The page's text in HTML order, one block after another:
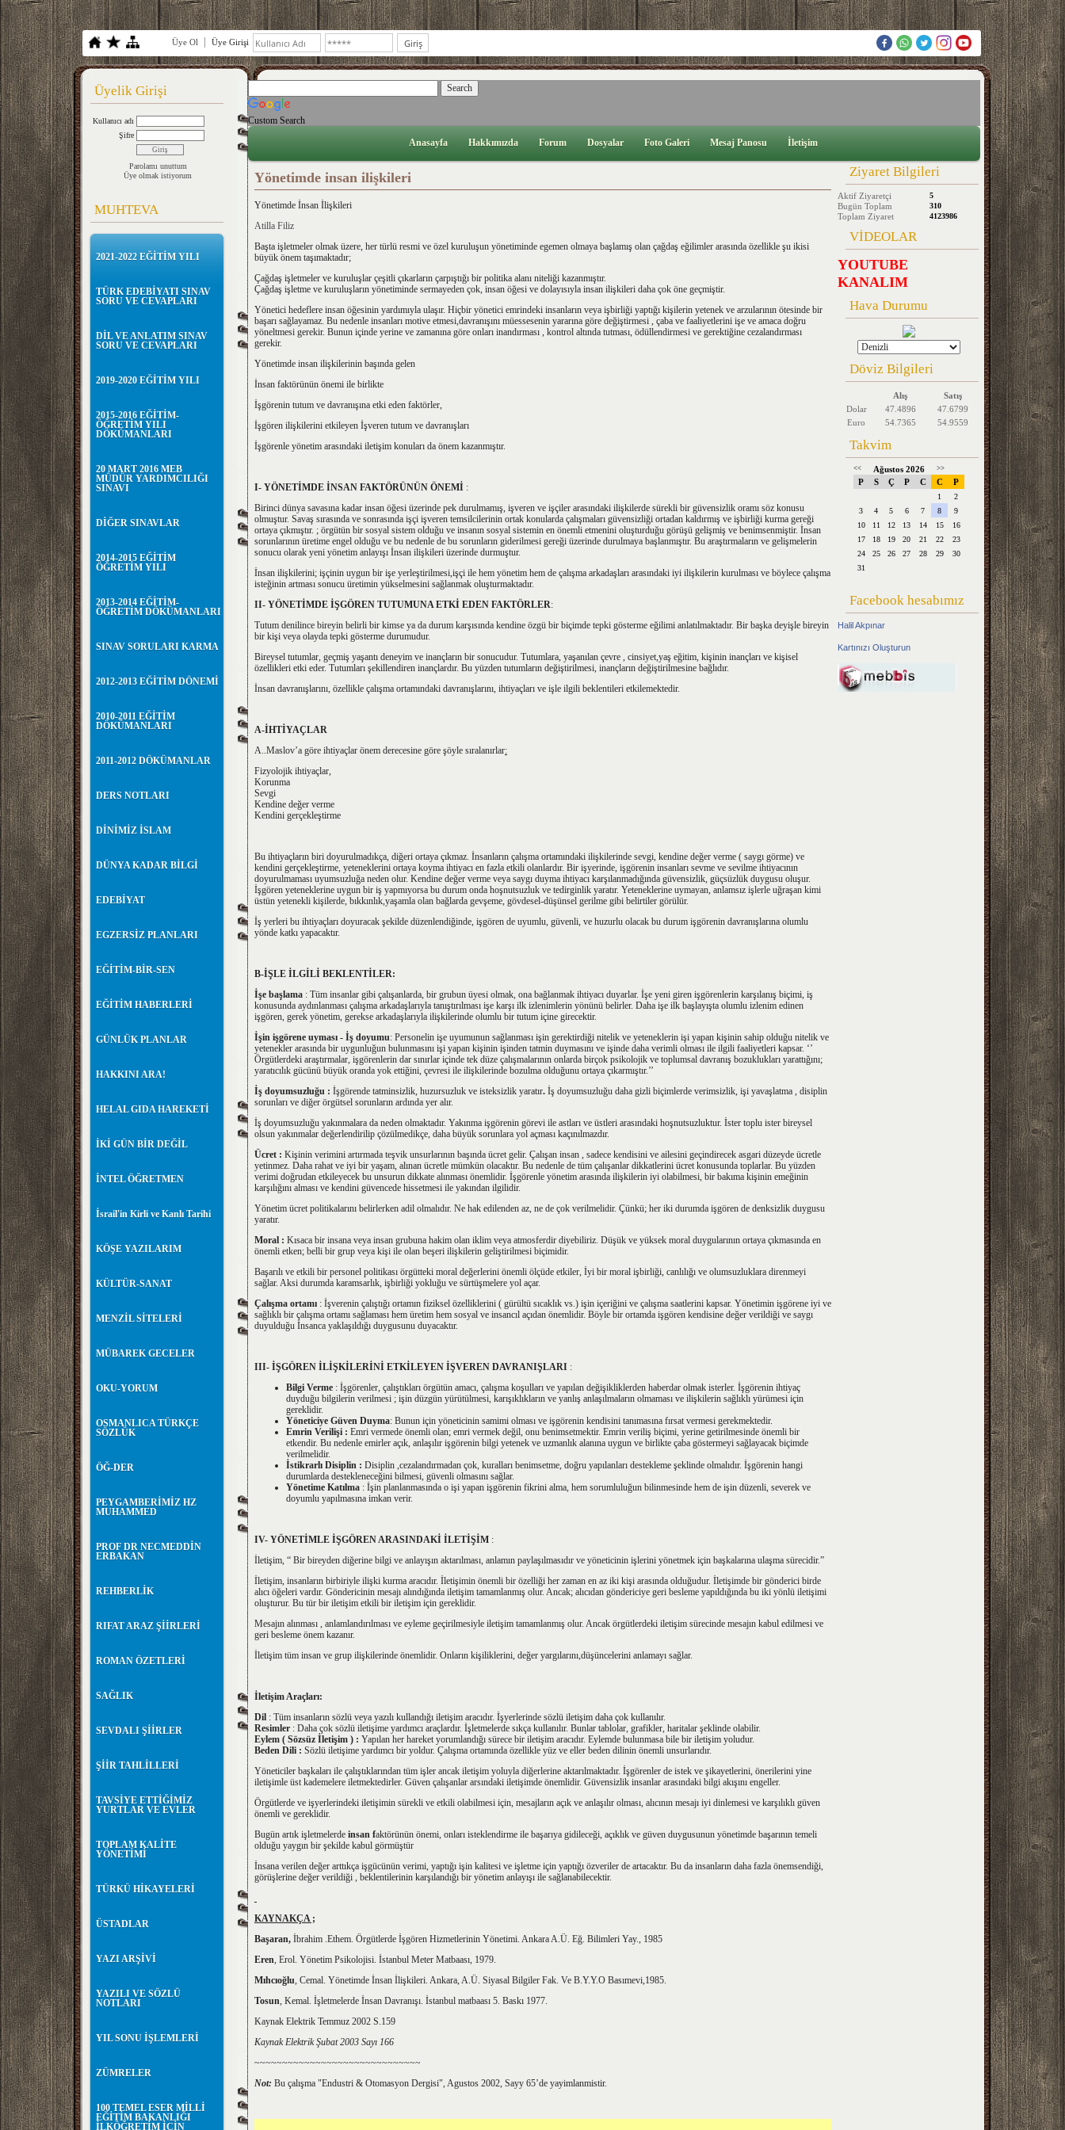
Üye Ol Üye Girişi
Üyelik Girişi
Kullanıcı adı
Şifre
Parolamı unuttum
Üye olmak istiyorum
MUHTEVA
2021-2022 EĞİTİM YILI
TÜRK EDEBİYATI SINAV
SORU VE CEVAPLARI
DİL VE ANLATIM SINAV
SORU VE CEVAPLARI
2019-2020 EĞİTİM YILI
2015-2016 EĞİTİM-
ÖĞRETİM YILI
DÖKÜMANLARI
20 MART 2016 MEB
MÜDÜR YARDIMCILIĞI
SINAVI
DİĞER SINAVLAR
2014-2015 EĞİTİM
ÖĞRETİM YILI
2013-2014 EĞİTİM-
ÖĞRETİM DÖKÜMANLARI
SINAV SORULARI KARMA
2012-2013 EĞİTİM DÖNEMİ
2010-2011 EĞİTİM
DÖKÜMANLARI
2011-2012 DÖKÜMANLAR
DERS NOTLARI
DİNİMİZ İSLAM
DÜNYA KADAR BİLGİ
EDEBİYAT
EGZERSİZ PLANLARI
EĞİTİM-BİR-SEN
EĞİTİM HABERLERİ
GÜNLÜK PLANLAR
HAKKINI ARA!
HELAL GIDA HAREKETİ
İKİ GÜN BİR DEĞİL
İNTEL ÖĞRETMEN
İsrail'in Kirli ve Kanlı Tarihi
KÖŞE YAZILARIM
KÜLTÜR-SANAT
MENZİL SİTELERİ
MÜBAREK GECELER
OKU-YORUM
OSMANLICA TÜRKÇE
SÖZLÜK
ÖĞ-DER
PEYGAMBERİMİZ HZ
MUHAMMED
PROF DR NECMEDDİN
ERBAKAN
REHBERLİK
RIFAT ARAZ ŞİİRLERİ
ROMAN ÖZETLERİ
SAĞLIK
SEVDALI ŞİİRLER
ŞİİR TAHLİLLERİ
TAVSİYE ETTİĞİMİZ
YURTLAR VE EVLER
TOPLAM KALİTE
YÖNETİMİ
TÜRKÜ HİKAYELERİ
ÜSTADLAR
YAZI ARŞİVİ
YAZILI VE SÖZLÜ
NOTLARI
YIL SONU İŞLEMLERİ
ZÜMRELER
100 TEMEL ESER MİLLİ
EĞİTİM BAKANLIĞI
İLKÖĞRETİM İÇİN
Custom Search
Anasayfa
Hakkımızda Forum Dosyalar Foto Galeri Mesaj Panosu İletişim
Yönetimde insan ilişkileri
Yönetimde İnsan İlişkileri
Atilla Filiz
Başta işletmeler olmak üzere, her türlü resmi ve özel kuruluşun yönetiminde egemen olmaya başlamış olan çağdaş eğilimler arasında özellikle şu ikisi
büyük önem taşımaktadır;
Çağdaş işletmeler ve kuruluşlar çeşitli çıkarların çarpıştığı bir politika alanı niteliği kazanmıştır.
Çağdaş işletme ve kuruluşların yönetiminde sermayeden çok, insan öğesi ve dolayısıyla insan ilişkileri daha çok öne geçmiştir.
Yönetici hedeflere insan öğesinin yardımıyla ulaşır. Hiçbir yönetici emrindeki insanların veya işbirliği yaptığı kişilerin yetenek ve arzularının ötesinde bir
başarı sağlayamaz. Bu nedenle insanları motive etmesi,davranışını müessesenin yararına göre değiştirmesi , çaba ve faaliyetlerini işe ve amaca doğru
yöneltmesi gerekir. Bunun içinde yerine ve zamanına göre onları inandırması , kontrol altında tutması, ödüllendirmesi ve gerektiğine cezalandırması
gerekir.
Yönetimde insan ilişkilerinin başında gelen
İnsan faktörünün önemi ile birlikte
İşgörenin tutum ve davranışına etki eden faktörler,
İşgören ilişkilerini etkileyen İşveren tutum ve davranışları
İşgörenle yönetim arasındaki iletişim konuları da önem kazanmıştır.
I- YÖNETİMDE İNSAN FAKTÖRÜNÜN ÖNEMİ :
Birinci dünya savasına kadar insan öğesi üzerinde pek durulmamış, işveren ve işçiler arasındaki ilişkilerde sürekli bir güvensizlik oramı söz konusu
olmuştur. Savaş sırasında ve sonrasında işçi işveren temsilcilerinin ortak konularda çalışmaları güvensizliği ortadan kaldırmış ve işbirliği kurma gereği
ortaya çıkmıştır. ; örgütün bir sosyal sistem olduğu ve insanın sosyal sistemin en önemli etmenini oluşturduğu görüşü gelişmiş ve benimsenmiştir. İnsan
sorunlarının üretime engel olduğu ve bu nedenle de bu sorunların giderilmesi gereği üzerinde durulmaya başlanmıştır. Bu araştırmaların ve gelişmelerin
sonucu olarak yeni yönetim anlayışı İnsan ilişkileri üzerinde durmuştur.
İnsan ilişkilerini; işçinin uygun bir işe yerleştirilmesi,işçi ile hem yönetim hem de çalışma arkadaşları arasındaki iyi ilişkilerin kurulması ve böylece çalışma
isteğinin artması sonucu üretimin yükselmesini sağlanmak oluşturmaktadır.
II- YÖNETİMDE İŞGÖREN TUTUMUNA ETKİ EDEN FAKTÖRLER:
Tutum denilince bireyin belirli bir kimse ya da durum karşısında kendine özgü bir biçimde tepki gösterme eğilimi anlatılmaktadır. Bir başka deyişle bireyin
bir kişi veya olayda tepki gösterme durumudur.
Bireysel tutumlar, geçmiş yaşantı deneyim ve inançların bir sonucudur. Tutumlara, yaşanılan çevre , cinsiyet,yaş eğitim, kişinin inançları ve kişisel
özellikleri etki eder. Tutumları şekillendiren inançlardır. Bu yüzden tutumların değiştirilmesi, inançların değiştirilmesine bağlıdır.
İnsan davranışlarını, özellikle çalışma ortamındaki davranışlarını, ihtiyaçları ve işle ilgili beklentileri etkilemektedir.
A-İHTİYAÇLAR
A..Maslov’a göre ihtiyaçlar önem derecesine göre şöyle sıralanırlar:
Fizyolojik ihtiyaçlar,
Korunma
Sevgi
Kendine değer verme
Kendini gerçekleştirme
Bu ihtiyaçların biri doyurulmadıkça, diğeri ortaya çıkmaz. İnsanların çalışma ortamındaki ilişkilerinde sevgi, kendine değer verme ( saygı görme) ve
kendini gerçekleştirme, yeteneklerini ortaya koyma ihtiyacı en fazla etkili olanlardır. Bir işyerinde, işgörenin insanları sevme ve sevilme ihtiyacının
doyurulmaması uyumsuzluğa neden olur. Kendine değer verme veya saygı duyma ihtiyacı karşılanmadığında güvensizlik, güçsüzlük duygusu oluşur.
İşgören yeteneklerine uygun bir iş yapmıyorsa bu durum onda hoşnutsuzluk ve tedirginlik yaratır. Yeteneklerine uymayan, anlamsız işlerle uğraşan kimi
üstün yetenekli kişilerde, bıkkınlık,yaşamla olan bağlarda gevşeme, gövdesel-düşünsel gerilme gibi belirtiler görülür.
İş yerleri bu ihtiyaçları doyuracak şekilde düzenlendiğinde, işgören de uyumlu, güvenli, ve huzurlu olacak bu durum işgörenin davranışlarına olumlu
yönde katkı yapacaktır.
B-İŞLE İLGİLİ BEKLENTİLER:
İşe başlama : Tüm insanlar gibi çalışanlarda, bir grubun üyesi olmak, ona bağlanmak ihtiyacı duyarlar. İşe yeni giren işgörenlerin karşılanış biçimi, iş
konusunda aydınlanması çalışma arkadaşlarıyla tanıştırılması işe karşı ilk izlenimlerin yönünü belirler. Daha işe ilk başlayışta olumlu izlenim edinen
işgören, gerek yönetim, gerekse arkadaşlarıyla ilişkilerinde olumlu bir tutum içine girecektir.
İşin işgörene uyması - İş doyumu: Personelin işe uyumunun sağlanması işin gerektirdiği nitelik ve yeteneklerin işi yapan kişinin sahip olduğu nitelik ve
yetenekler arasında bir uygunluğun bulunmasını işi yapan kişinin işinden tatmin duymasını ve işinde daha verimli olması ile ilgili faaliyetleri kapsar. ‘’
Örgütlerdeki araştırmalar, işgörenlerin dar sınırlar içinde tek düze çalışmalarının onlarda birçok psikolojik ve toplumsal davranış bozuklukları yarattığını;
yaratıcılık gücünü büyük oranda yok ettiğini, çevresi ile ilişkilerinde bozulma olduğunu ortaya çıkarmıştır.’’
İş doyumsuzluğu : İşgörende tatminsizlik, huzursuzluk ve isteksizlik yaratır. İş doyumsuzluğu daha gizli biçimlerde verimsizlik, işi yavaşlatma , disiplin
sorunları ve diğer örgütsel sorunların ardında yer alır.
İş doyumsuzluğu yakınmalara da neden olmaktadır. Yakınma işgörenin görevi ile astları ve üstleri arasındaki hoşnutsuzluktur. İster toplu ister bireysel
olsun yakınmalar değerlendirilip çözülmedikçe, daha büyük sorunlara yol açması kaçınılmazdır.
Ücret : Kişinin verimini artırmada teşvik unsurlarının başında ücret gelir. Çalışan insan , sadece kendisini ve ailesini geçindirecek asgari düzeyde ücretle
yetinmez. Daha rahat ve iyi bir yaşam, alınan ücretle mümkün olacaktır. Bu nedenle de tüm çalışanlar dikkatlerini ücret konusunda toplarlar. Bu yüzden
verimi doğrudan etkileyecek bu unsurun dikkate alınması önemlidir. İşgörenle yönetim arasında ilişkilerin iyi olabilmesi, bir bakıma kişinin emeğinin
karşılığını alması ve kendini güvencede hissetmesi ile yakından ilgilidir.
Yönetim ücret politikalarını belirlerken adil olmalıdır. Ne hak edilenden az, ne de çok verilmelidir. Çünkü; her iki durumda işgören de denksizlik duygusu
yaratır.
Moral : Kısaca bir insana veya insan grubuna hakim olan iklim veya atmosferdir diyebiliriz. Düşük ve yüksek moral duygularının ortaya çıkmasında en
önemli etken; belli bir grup veya kişi ile olan beşeri ilişkilerin geliştirilmesi biçimidir.
Başarılı ve etkili bir personel politikası örgütteki moral değerlerini önemli ölçüde etkiler, İyi bir moral işbirliği, canlılığı ve olumsuzluklara direnmeyi
sağlar. Aksi durumda karamsarlık, işbirliği yokluğu ve sürtüşmelere yol açar.
Çalışma ortamı : İşverenin çalıştığı ortamın fiziksel özelliklerini ( gürültü sıcaklık vs.) işin içeriğini ve çalışma saatlerini kapsar. Yönetimin işgörene iyi ve
sağlıklı bir çalışma ortamı sağlaması hem üretim hem sosyal ve insancıl açıdan önemlidir. Böyle bir ortamda işgören kendisine değer verildiği ve saygı
duyulduğu İnsanca yaklaşıldığı duygusunu duyacaktır.
III- İŞGÖREN İLİŞKİLERİNİ ETKİLEYEN İŞVEREN DAVRANIŞLARI :
Bilgi Verme : İşgörenler, çalıştıkları örgütün amacı, çalışma koşulları ve yapılan değişikliklerden haberdar olmak isterler. İşgörenin ihtiyaç
duyduğu bilgilerin verilmesi ; işin düzgün yürütülmesi, karışıklıkların ve yanlış anlaşılmaların olmaması ve ilişkilerin sağlıklı yürümesi için
gereklidir.
Yöneticiye Güven Duyma: Bunun için yöneticinin samimi olması ve işgörenin kendisini tanımasına fırsat vermesi gerekmektedir.
Emrin Verilişi : Emri vermede önemli olan; emri vermek değil, onu benimsetmektir. Emrin veriliş biçimi, yerine getirilmesinde önemli bir
etkendir. Bu nedenle emirler açık, anlaşılır işgörenin bilgi yetenek ve uzmanlık alanına uygun ve birlikte çaba göstermeyi sağlayacak biçimde
verilmelidir.
İstikrarlı Disiplin : Disiplin ,cezalandırmadan çok, kuralları benimsetme, doğru yapılanları destekleme şeklinde olmalıdır. İşgörenin hangi
durumlarda destekleneceğini bilmesi, güvenli olmasını sağlar.
Yönetime Katılma : İşin planlanmasında o işi yapan işgörenin fikrini alma, hem sorumluluğun bilinmesinde hem de işin düzenli, severek ve
doyumlu yapılmasına imkan verir.
IV- YÖNETİMLE İŞGÖREN ARASINDAKİ İLETİŞİM :
İletişim, “ Bir bireyden diğerine bilgi ve anlayışın aktarılması, anlamın paylaşılmasıdır ve yöneticinin işlerini yönetmek için başkalarına ulaşma sürecidir.”
İletişim, insanların birbiriyle ilişki kurma aracıdır. İletişimin önemli bir özelliği her zaman en az iki kişi arasında olduğudur. İletişimde bir gönderici birde
alıcı öğeleri vardır. Göndericinin mesajı alındığında iletişim tamamlanmış olur. Ancak; alıcıdan göndericiye geri besleme yapıldığında bu iki yönlü iletişimi
oluşturur. Bu tür bir iletişim etkili bir iletişim için gereklidir.
Mesajın alınması , anlamlandırılması ve eyleme geçirilmesiyle iletişim tamamlanmış olur. Ancak örgütlerdeki iletişim sürecinde mesajın kabul edilmesi ve
geri besleme önem kazanır.
İletişim tüm insan ve grup ilişkilerinde önemlidir. Onların kişiliklerini, değer yargılarını,düşüncelerini anlamayı sağlar.
İletişim Araçları:
Dil : Tüm insanların sözlü veya yazılı kullandığı iletişim aracıdır. İşyerlerinde sözlü iletişim daha çok kullanılır.
Resimler : Daha çok sözlü iletişime yardımcı araçlardır. İşletmelerde sıkça kullanılır. Bunlar tablolar, grafikler, haritalar şeklinde olabilir.
Eylem ( Sözsüz İletişim ) : Yapılan her hareket yorumlandığı sürece bir iletişim aracıdır. Eylemde bulunmasa bile bir iletişim yoludur.
Beden Dili : Sözlü iletişime yardımcı bir yoldur. Çalışma ortamında özellikle yüz ve eller beden dilinin önemli unsurlarıdır.
Yöneticiler başkaları ile çalıştıklarından tüm işler ancak iletişim yoluyla diğerlerine aktarılmaktadır. İşgörenler de istek ve şikayetlerini, önerilerini yine
iletişimle üst kademelere iletmektedirler. Güven çalışanlar arsındaki iletişimde önemlidir. Güvensizlik insanlar arasındaki bilgi akışını engeller.
Örgütlerde ve işyerlerindeki iletişimin sürekli ve etkili olabilmesi için, mesajların açık ve anlaşılır olması, alıcının mesajı iyi dinlemesi ve karşılıklı güven
önemli ve gereklidir.
Bugün artık işletmelerde insan faktörünün önemi, onları isteklendirme ile başarıya gidileceği, açıklık ve güven duygusunun yönetimde başarının temeli
olduğu yaygın bir şekilde kabul görmüştür
İnsana verilen değer arttıkça işgücünün verimi, yaptığı işin kalitesi ve işletme için yaptığı özveriler de artacaktır. Bu da insanların daha fazla önemsendiği,
görüşlerine değer verildiği , beklentilerinin karşılandığı bir yönetim anlayışı ile sağlanabilecektir.
KAYNAKÇA ;
Başaran, İbrahim .Ethem. Örgütlerde İşgören Hizmetlerinin Yönetimi. Ankara A.Ü. Eğ. Bilimleri Yay., 1985
Eren, Erol. Yönetim Psikolojisi. İstanbul Meter Matbaası, 1979.
Mıhcıoğlu, Cemal. Yönetimde İnsan İlişkileri. Ankara, A.Ü. Siyasal Bilgiler Fak. Ve B.Y.Y.O Basımevi,1985.
Tosun, Kemal. İşletmelerde İnsan Davranışı. İstanbul matbaası 5. Baskı 1977.
Kaynak Elektrik Temmuz 2002 S.159
Kaynak Elektrik Şubat 2003 Sayı 166
~~~~~~~~~~~~~~~~~~~~~~~~~~~~~~
Not: Bu çalışma "Endustri & Otomasyon Dergisi", Agustos 2002, Sayy 65’de yayimlanmistir.
Ziyaret Bilgileri
Aktif Ziyaretçi 5
Bugün Toplam 310
Toplam Ziyaret 4123986
VİDEOLAR
YOUTUBE
KANALIM
Hava Durumu
Döviz Bilgileri
Alış
Satış
Dolar
47.4896
47.6799
Euro
54.7365 54.9559
Takvim
<< Ağustos 2026 >>
P S Ç P C C P
1
2
3
4 5 6 7 8
9
10
11 12 13 14 15
16
17
18 19 20 21 22
23
24
25 26 27 28 29
30
31
Facebook hesabımız
Halil Akpınar
Kartınızı Oluşturun